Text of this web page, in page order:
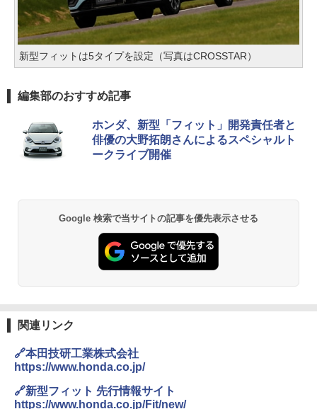
新型フィットは5タイプを設定（写真はCROSSTAR）
編集部のおすすめ記事
ホンダ、新型「フィット」開発責任者と
俳優の大野拓朗さんによるスペシャルト
ークライブ開催
Google 検索で当サイトの記事を優先表示させる
関連リンク
🔗本田技研工業株式会社
https://www.honda.co.jp/
🔗新型フィット 先行情報サイト
https://www.honda.co.jp/Fit/new/